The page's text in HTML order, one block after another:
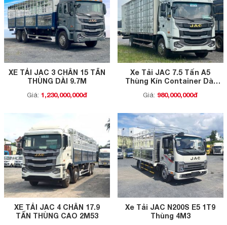
XE TẢI JAC 3 CHÂN 15 TẤN
THÙNG DÀI 9.7M
Giá: 1,230,000,000đ
Xe Tải JAC 7.5 Tấn A5
Thùng Kín Container Dài
Giá: 980,000,000đ
XE TẢI JAC 4 CHÂN 17.9
TẤN THÙNG CAO 2M53
Xe Tải JAC N200S E5 1T9
Thùng 4M3